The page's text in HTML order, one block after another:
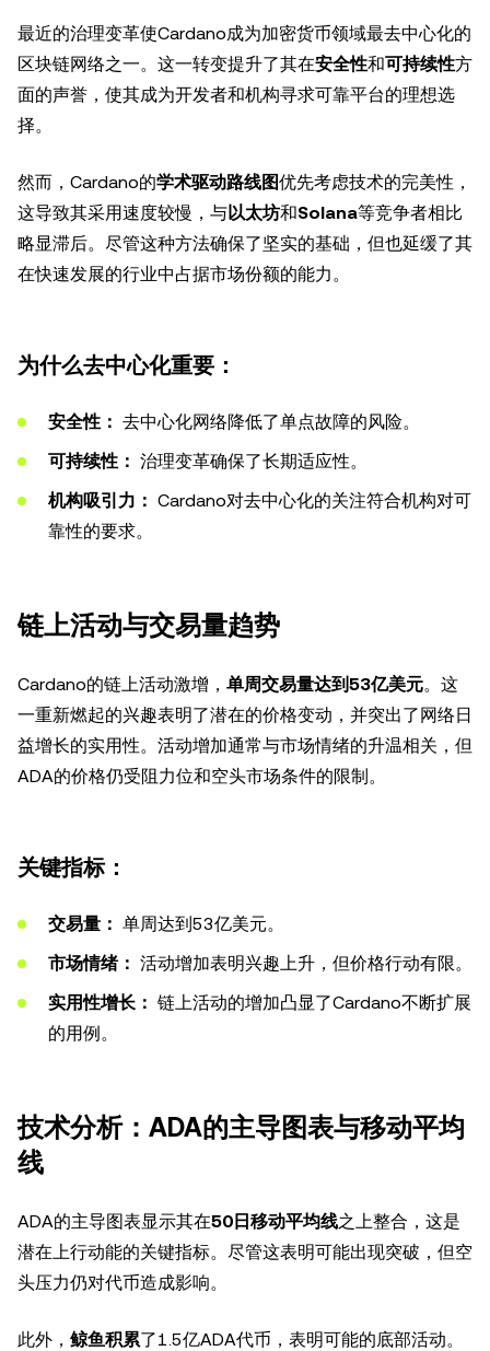
最近的治理变革使Cardano成为加密货币领域最去中心化的
区块链网络之一。这一转变提升了其在安全性和可持续性方
面的声誉，使其成为开发者和机构寻求可靠平台的理想选
择。
然而，Cardano的学术驱动路线图优先考虑技术的完美性，
这导致其采用速度较慢，与以太坊和Solana等竞争者相比
略显滞后。尽管这种方法确保了坚实的基础，但也延缓了其
在快速发展的行业中占据市场份额的能力。
为什么去中心化重要：
安全性： 去中心化网络降低了单点故障的风险。
可持续性： 治理变革确保了长期适应性。
机构吸引力： Cardano对去中心化的关注符合机构对可
靠性的要求。
链上活动与交易量趋势
Cardano的链上活动激增， 单周交易量达到53亿美元。这
一重新燃起的兴趣表明了潜在的价格变动，并突出了网络日
益增长的实用性。活动增加通常与市场情绪的升温相关，但
ADA的价格仍受阻力位和空头市场条件的限制。
关键指标：
交易量： 单周达到53亿美元。
市场情绪： 活动增加表明兴趣上升，但价格行动有限。
实用性增长： 链上活动的增加凸显了Cardano不断扩展
的用例。
技术分析：ADA的主导图表与移动平均
线
ADA的主导图表显示其在50日移动平均线之上整合，这是
潜在上行动能的关键指标。尽管这表明可能出现突破，但空
头压力仍对代币造成影响。
此外， 鲸鱼积累了1.5亿ADA代币，表明可能的底部活动。